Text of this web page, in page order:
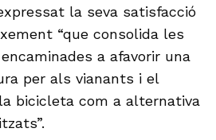
la seva satisfacció
“que consolida les
a afavorir una
per als vianants i el
bicicleta com a alternativa